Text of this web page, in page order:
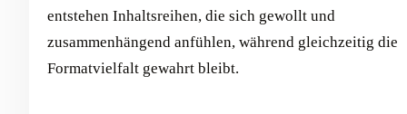
entstehen Inhaltsreihen, die sich gewollt und
zusammenhängend anfühlen, während gleichzeitig die
Formatvielfalt gewahrt bleibt.